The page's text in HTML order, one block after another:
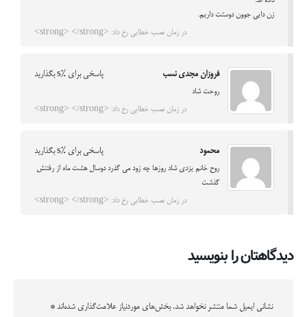
زن دایی جوون دوستت داریم.
در زمان نصب خطایی رخ داد: <strong> </strong>
فروزان مجدی نسب پاسخی برای %s بگذارید
روحت شاد
در زمان نصب خطایی رخ داد: <strong> </strong>
محمود پاسخی برای %s بگذارید
روح خانم یزدی شاد روزها چه زود می گذرد دوسال هشت ماه از رفتنش
گذشت
در زمان نصب خطایی رخ داد: <strong> </strong>
دیدگاهتان را بنویسید
نشانی ایمیل شما منتشر نخواهد شد. بخش‌های موردنیاز علامت‌گذاری شده‌اند *